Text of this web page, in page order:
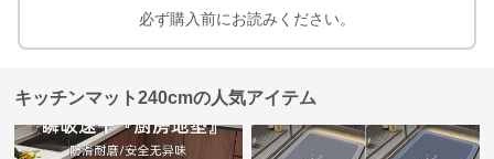
必ず購入前にお読みください。
キッチンマット240cmの人気アイテム